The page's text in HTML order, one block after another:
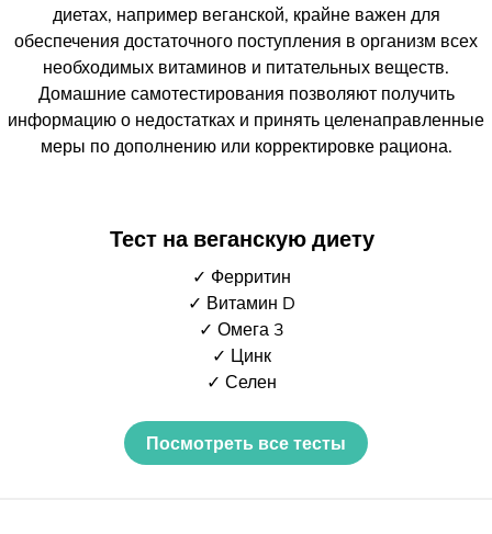
диетах, например веганской, крайне важен для
обеспечения достаточного поступления в организм всех
необходимых витаминов и питательных веществ.
Домашние самотестирования позволяют получить
информацию о недостатках и принять целенаправленные
меры по дополнению или корректировке рациона.
Тест на веганскую диету
✓ Ферритин
✓ Витамин D
✓ Омега 3
✓ Цинк
✓ Селен
Посмотреть все тесты